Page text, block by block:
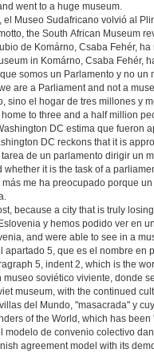
went to a huge museum.
el Museo Sudafricano volvió al
the South African Museum
de Komárno, Csaba Fehér,
in Komárno, Csaba Fehér,
somos un Parlamento y no un
are a Parliament and not a
sino el hogar de tres millones y
home to three and a half million
DC estima que fueron
DC reckons that it is
de un parlamento dirigir un
it is the task of a
me ha preocupado porque
because a city that is truly
y hemos podido ver en
and were able to see in a
apartado 5, que es el nombre en
5, indent 2, which is the
museo soviético viviente, donde
museum, with the continued
del Mundo, "masacrada" y
of the World, which has
modelo de convenio colectivo
agreement model with its